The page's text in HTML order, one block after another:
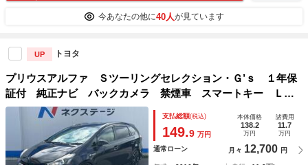
今あなたの他に40人が見ています
UP トヨタ
プリウスアルファ Ｓツーリングセレクション・Ｇ’ｓ １年保
証付 純正ナビ バックカメラ 禁煙車 スマートキー ＬＥ
Ｄヘッド ＥＴＣ 純正１８インチアルミ オートライト Ｃ
Ｄ ＤＶＤ再生 フルセグ ＬＥＤフォグ
支払総額(税込)
149.9 万円
本体価格
138.2
万円
諸費用
11.7
万円
通常ローン 月々 12,700 円